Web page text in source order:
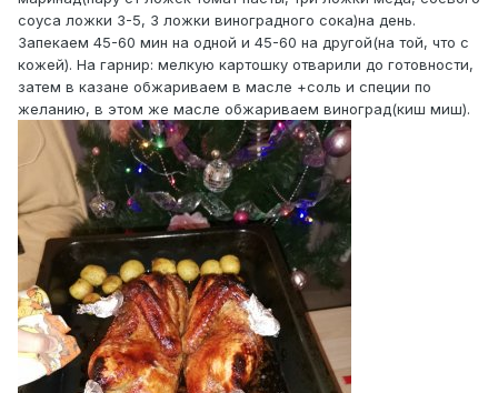
соуса ложки 3-5, 3 ложки виноградного сока)на день.
Запекаем 45-60 мин на одной и 45-60 на другой(на той, что с
кожей). На гарнир: мелкую картошку отварили до готовности,
затем в казане обжариваем в масле +соль и специи по
желанию, в этом же масле обжариваем виноград(киш миш).